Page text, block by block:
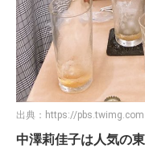
出典： https://pbs.twimg.com
中澤莉佳子は人気の